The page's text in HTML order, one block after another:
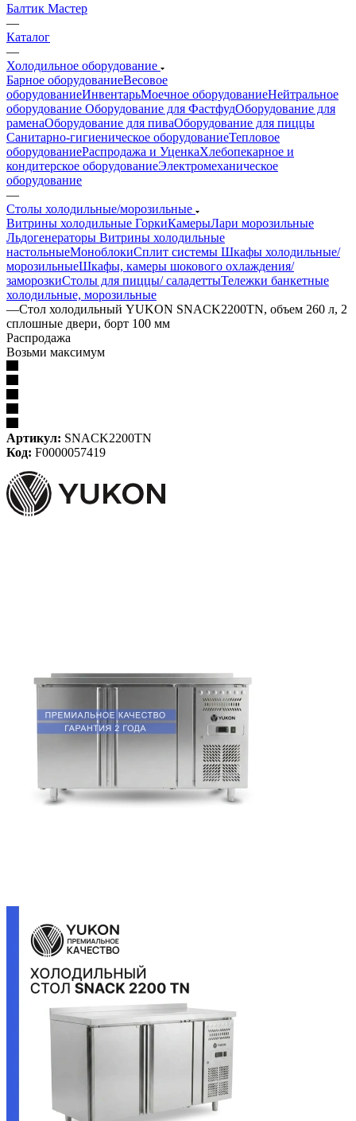
Балтик Мастер
—
Каталог
—
Холодильное оборудование
Барное оборудованиеВесовое
оборудованиеИнвентарьМоечное оборудованиеНейтральное
оборудование Оборудование для ФастфудОборудование для
раменаОборудование для пиваОборудование для пиццы
Санитарно-гигиеническое оборудованиеТепловое
оборудованиеРаспродажа и УценкаХлебопекарное и
кондитерское оборудованиеЭлектромеханическое
оборудование
—
Столы холодильные/морозильные
Витрины холодильные ГоркиКамерыЛари морозильные
Льдогенераторы Витрины холодильные
настольныеМоноблокиСплит системы Шкафы холодильные/
морозильныеШкафы, камеры шокового охлаждения/
заморозкиСтолы для пиццы/ саладеттыТележки банкетные
холодильные, морозильные
—Стол холодильный YUKON SNACK2200TN, объем 260 л, 2
сплошные двери, борт 100 мм
Распродажа
Возьми максимум
Артикул: SNACK2200TN
Код: F0000057419